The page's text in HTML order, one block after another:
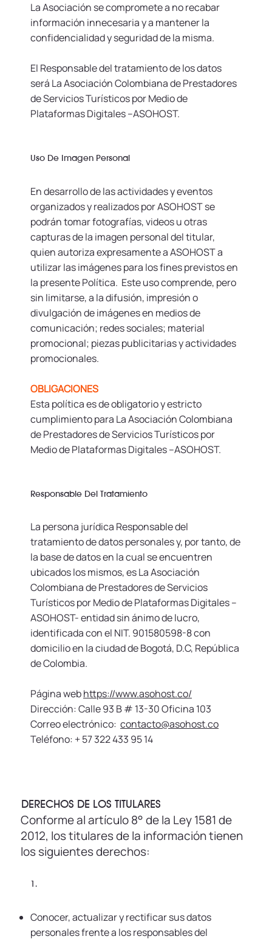
La Asociación se compromete a no recabar
información innecesaria y a mantener la
confidencialidad y seguridad de la misma.
El Responsable del tratamiento de los datos
será La Asociación Colombiana de Prestadores
de Servicios Turísticos por Medio de
Plataformas Digitales –ASOHOST.
Uso De Imagen Personal
En desarrollo de las actividades y eventos
organizados y realizados por ASOHOST se
podrán tomar fotografías, videos u otras
capturas de la imagen personal del titular,
quien autoriza expresamente a ASOHOST a
utilizar las imágenes para los fines previstos en
la presente Política. Este uso comprende, pero
sin limitarse, a la difusión, impresión o
divulgación de imágenes en medios de
comunicación; redes sociales; material
promocional; piezas publicitarias y actividades
promocionales.
OBLIGACIONES
Esta política es de obligatorio y estricto
cumplimiento para La Asociación Colombiana
de Prestadores de Servicios Turísticos por
Medio de Plataformas Digitales –ASOHOST.
Responsable Del Tratamiento
La persona jurídica Responsable del
tratamiento de datos personales y, por tanto, de
la base de datos en la cual se encuentren
ubicados los mismos, es La Asociación
Colombiana de Prestadores de Servicios
Turísticos por Medio de Plataformas Digitales –
ASOHOST- entidad sin ánimo de lucro,
identificada con el NIT. 901580598-8 con
domicilio en la ciudad de Bogotá, D.C, República
de Colombia.
Página webhttps://www.asohost.co/
Dirección: Calle 93 B # 13-30 Oficina 103
Correo electrónico: contacto@asohost.co
Teléfono: + 57 322 433 95 14
DERECHOS DE LOS TITULARES
Conforme al artículo 8° de la Ley 1581 de
2012, los titulares de la información tienen
los siguientes derechos:
1.
Conocer, actualizar y rectificar sus datos
personales frente a los responsables del